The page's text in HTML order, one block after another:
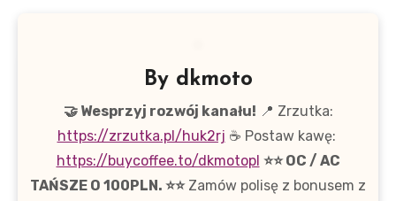
By dkmoto
🤝 Wesprzyj rozwój kanału! 📍 Zrzutka:
https://zrzutka.pl/huk2rj ☕ Postaw kawę:
https://buycoffee.to/dkmotopl ⭐⭐ OC / AC
TAŃSZE O 100PLN. ⭐⭐Zamów polisę z bonusem z